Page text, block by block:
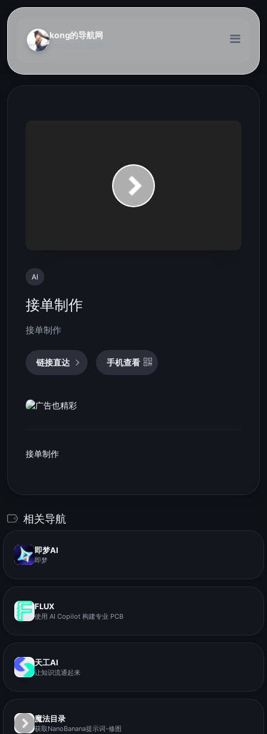
kong的导航网
AI
接单制作
接单制作
链接直达 手机查看
接单制作
相关导航
即梦AI
即梦
FLUX
使用 AI Copilot 构建专业 PCB
天工AI
让知识流通起来
魔法目录
获取NanoBanana提示词-修图